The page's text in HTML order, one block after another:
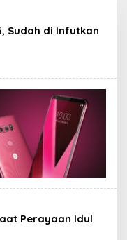
Sudah di Infutkan
Perayaan Idul